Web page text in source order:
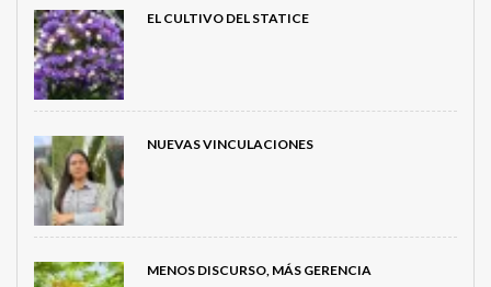
EL CULTIVO DEL STATICE
NUEVAS VINCULACIONES
MENOS DISCURSO, MÁS GERENCIA